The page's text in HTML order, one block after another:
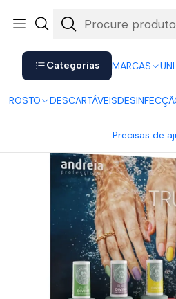
Categorias MARCAS
ROSTO DESCARTÁVEIS
Precisas de
Shop now. Pay later with
Andreia Professional - Coleção